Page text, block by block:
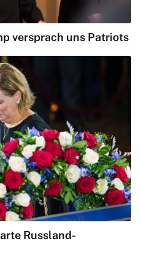
versprach uns Patriots
Russland-